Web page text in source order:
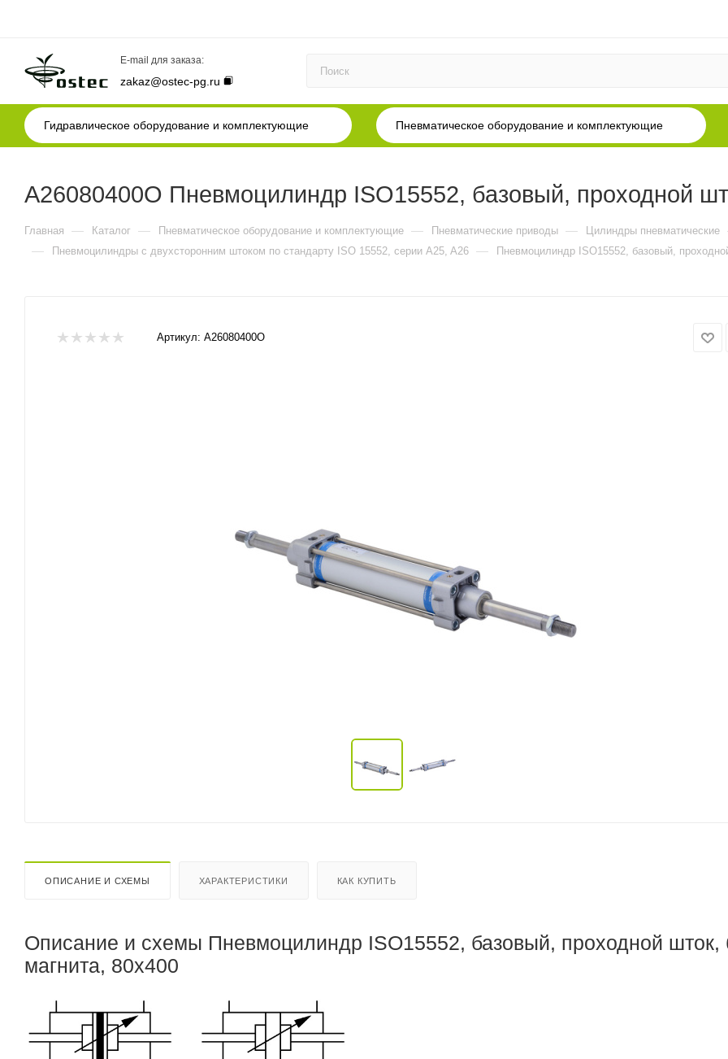
E-mail для заказа:
zakaz@ostec-pg.ru
Гидравлическое оборудование и комплектующие Пневматическое оборудование и комплектующие
A26080400O Пневмоцилиндр ISO15552, базовый, проходной
Главная — Каталог — Пневматическое оборудование и комплектующие — Пневматические приводы — Цилиндры пневматические
— Пневмоцилиндры с двухсторонним штоком по стандарту ISO 15552, серии A25, A26 — Пневмоцилиндр ISO15552, базовый,
Артикул: A26080400O
ОПИСАНИЕ И СХЕМЫ ХАРАКТЕРИСТИКИ КАК КУПИТЬ
Описание и схемы Пневмоцилиндр ISO15552, базовый, проходной шток,
магнита, 80x400